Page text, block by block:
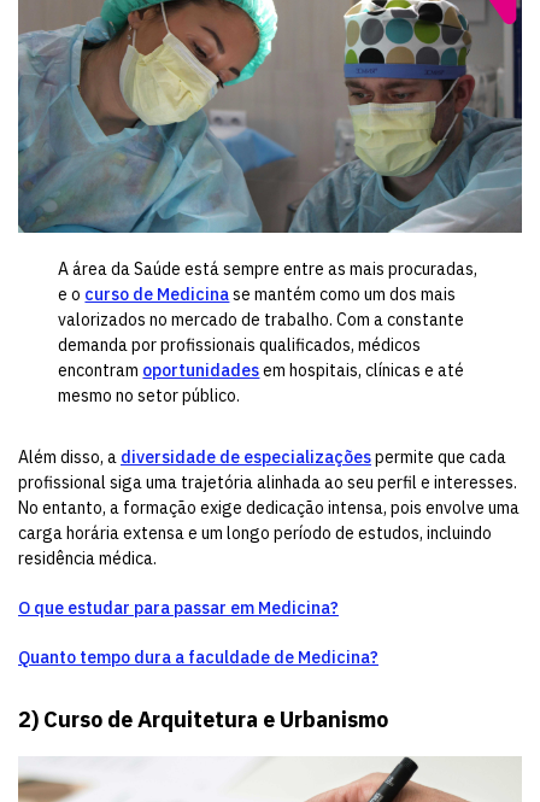
A área da Saúde está sempre entre as mais procuradas,
e o curso de Medicinase mantém como um dos mais
valorizados no mercado de trabalho. Com a constante
demanda por profissionais qualificados, médicos
encontram oportunidadesem hospitais, clínicas e até
mesmo no setor público.
Além disso, a diversidade de especializaçõespermite que cada
profissional siga uma trajetória alinhada ao seu perfil e interesses.
No entanto, a formação exige dedicação intensa, pois envolve uma
carga horária extensa e um longo período de estudos, incluindo
residência médica.
O que estudar para passar em Medicina?
Quanto tempo dura a faculdade de Medicina?
2) Curso de Arquitetura e Urbanismo